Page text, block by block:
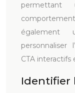
permettant
également
personnaliser
CTA interactifs
Identifier